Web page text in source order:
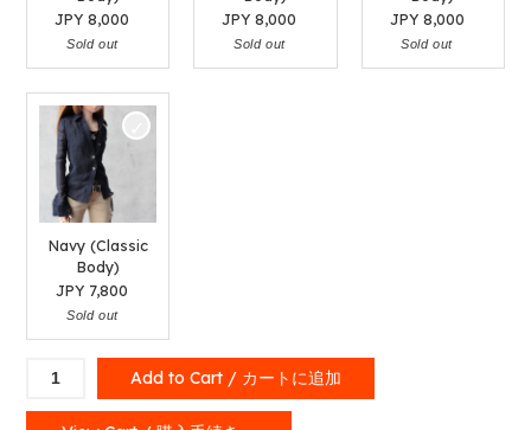
JPY8,000
Sold out
JPY8,000
Sold out
JPY 8,000
Sold out
Navy (Classic
Body)
JPY 7,800
Sold out
Slightly
Through
Add to Cart / カートに追加